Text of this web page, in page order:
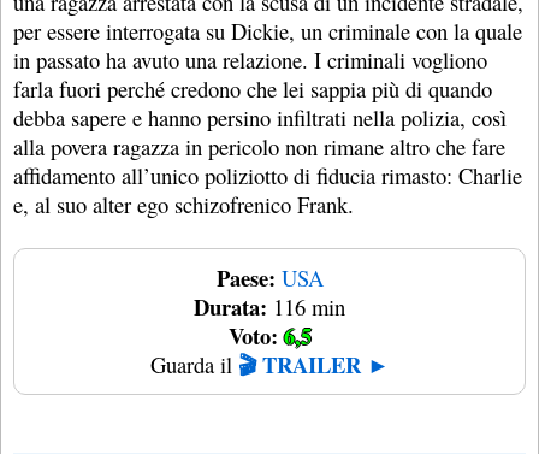
per essere interrogata su Dickie, un criminale con la quale
in passato ha avuto una relazione. I criminali vogliono
farla fuori perché credono che lei sappia più di quando
debba sapere e hanno persino infiltrati nella polizia, così
alla povera ragazza in pericolo non rimane altro che fare
affidamento all’unico poliziotto di fiducia rimasto: Charlie
e, al suo alter ego schizofrenico Frank.
Paese: USA
Durata: 116 min
Voto: 6,5
Guarda il 🎬 TRAILER ►